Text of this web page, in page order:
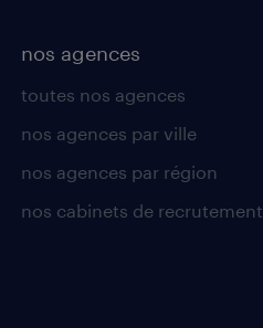
nos agences
toutes nos agences
nos agences par ville
nos agences par région
nos cabinets de recrutement